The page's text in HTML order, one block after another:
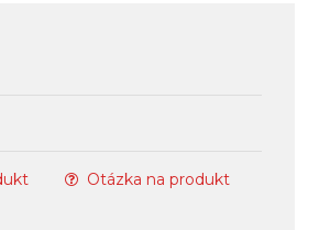
Otázka na produkt